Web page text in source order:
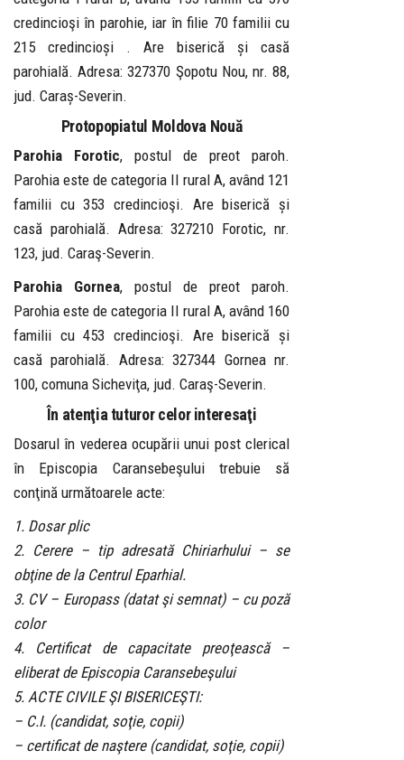
credincioşi în parohie, iar în filie 70 familii cu
215 credincioși . Are biserică și casă
parohială. Adresa: 327370 Şopotu Nou, nr. 88,
jud. Caraș-Severin.
Protopopiatul Moldova Nouă
Parohia Forotic, postul de preot paroh.
Parohia este de categoria II rural A, având 121
familii cu 353 credincioşi. Are biserică și
casă parohială. Adresa: 327210 Forotic, nr.
123, jud. Caraş-Severin.
Parohia Gornea, postul de preot paroh.
Parohia este de categoria II rural A, având 160
familii cu 453 credincioşi. Are biserică și
casă parohială. Adresa: 327344 Gornea nr.
100, comuna Sicheviţa, jud. Caraş-Severin.
În atenţia tuturor celor interesaţi
Dosarul în vederea ocupării unui post clerical
în Episcopia Caransebeşului trebuie să
conţină următoarele acte:
1. Dosar plic
2. Cerere – tip adresată Chiriarhului – se
obţine de la Centrul Eparhial.
3. CV – Europass (datat şi semnat) – cu poză
color
4. Certificat de capacitate preoţească –
eliberat de Episcopia Caransebeşului
5. ACTE CIVILE ŞI BISERICEŞTI:
– C.I. (candidat, soţie, copii)
– certificat de naştere (candidat, soţie, copii)